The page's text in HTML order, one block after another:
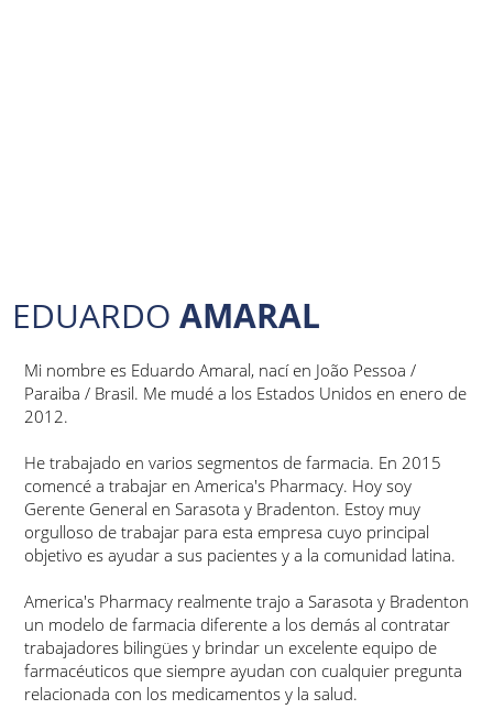
EDUARDO AMARAL
​Mi nombre es Eduardo Amaral, nací en João Pessoa /
Paraiba / Brasil. Me mudé a los Estados Unidos en enero de
2012.
He trabajado en varios segmentos de farmacia. En 2015
comencé a trabajar en America's Pharmacy. Hoy soy
Gerente General en Sarasota y Bradenton. Estoy muy
orgulloso de trabajar para esta empresa cuyo principal
objetivo es ayudar a sus pacientes y a la comunidad latina.
America's Pharmacy realmente trajo a Sarasota y Bradenton
un modelo de farmacia diferente a los demás al contratar
trabajadores bilingües y brindar un excelente equipo de
farmacéuticos que siempre ayudan con cualquier pregunta
relacionada con los medicamentos y la salud.